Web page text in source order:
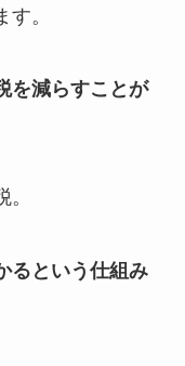
。
を減らすことが
るという仕組み